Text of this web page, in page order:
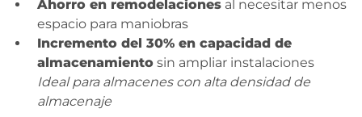
Ahorro en remodelaciones al necesitar menos
espacio para maniobras
Incremento del 30% en capacidad de
almacenamiento sin ampliar instalaciones
Ideal para almacenes con alta densidad de
almacenaje